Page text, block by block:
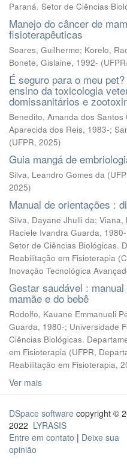
Paraná. Setor de Ciências
Manejo do câncer de
fisioterapêuticas
Soares, Guilherme; Korelo,
Bonete, Gislaine, 1992- (
É seguro para o meu
ensino da toxicologia
domissanitários e
Benedito, Amanda dos
Aparecida dos Reis, 1983-;
(UFPR, 2025)
Guia mangá de
Silva, Leandro Gomes da (
2025)
Manual de orientações :
Silva, Dayane Jhulli da;
Raciele Ivandra Guarda,
Setor de Ciências Biológicas.
Reabilitação em Fisioterapia
Inovação Tecnológica
Gestar saudável :
mamãe e do bebê
Rodolfo, Kauane Emmanueli
Guarda, 1980-; Universidade
Ciências Biológicas.
em Fisioterapia (UFPR,
Reabilitação em Fisioterapia,
Ver mais
DSpace software copyright ©
2022 LYRASIS
Entre em contato | Deixe sua
opinião